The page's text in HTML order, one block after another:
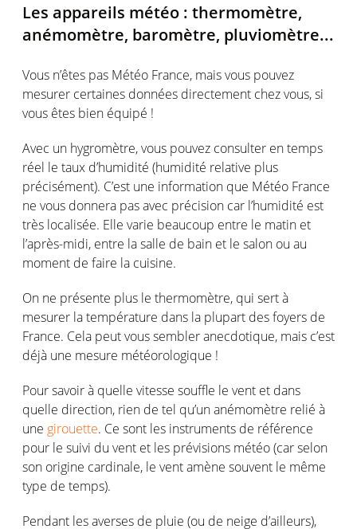
Les appareils météo : thermomètre,
anémomètre, baromètre, pluviomètre...
Vous n’êtes pas Météo France, mais vous pouvez
mesurer certaines données directement chez vous, si
vous êtes bien équipé !
Avec un hygromètre, vous pouvez consulter en temps
réel le taux d’humidité (humidité relative plus
précisément). C’est une information que Météo France
ne vous donnera pas avec précision car l’humidité est
très localisée. Elle varie beaucoup entre le matin et
l’après-midi, entre la salle de bain et le salon ou au
moment de faire la cuisine.
On ne présente plus le thermomètre, qui sert à
mesurer la température dans la plupart des foyers de
France. Cela peut vous sembler anecdotique, mais c’est
déjà une mesure météorologique !
Pour savoir à quelle vitesse souffle le vent et dans
quelle direction, rien de tel qu’un anémomètre relié à
une girouette. Ce sont les instruments de référence
pour le suivi du vent et les prévisions météo (car selon
son origine cardinale, le vent amène souvent le même
type de temps).
Pendant les averses de pluie (ou de neige d’ailleurs),